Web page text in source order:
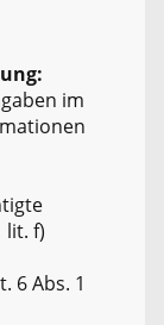
im
lit. f)
6 Abs. 1